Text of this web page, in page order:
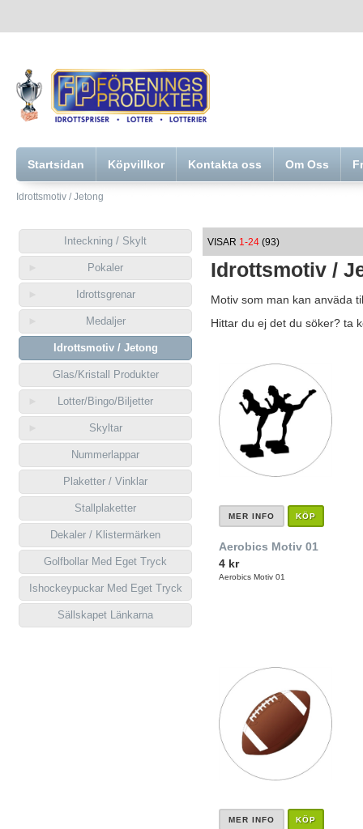
Startsidan Köpvillkor Kontakta oss Om Oss
Idrottsmotiv / Jetong
Inteckning / Skylt
Pokaler
Idrottsgrenar
Medaljer
Idrottsmotiv / Jetong
Glas/Kristall Produkter
Lotter/Bingo/Biljetter
Skyltar
Nummerlappar
Plaketter / Vinklar
Stallplaketter
Dekaler / Klistermärken
Golfbollar Med Eget Tryck
Ishockeypuckar Med Eget Tryck
Sällskapet Länkarna
VISAR 1-24 (93)
Idrottsmotiv /
Motiv som man kan anväda
Hittar du ej det du söker? ta
MER INFO KÖP
Aerobics Motiv 01
4 kr
Aerobics Motiv 01
MER INFO KÖP